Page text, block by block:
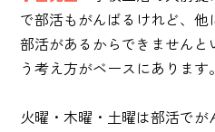
で部活もがんばるけれど、
部活があるからできませんと
う考え方がベースにあります。
火曜・木曜・土曜は部活で